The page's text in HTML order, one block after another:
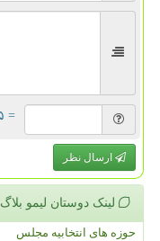
= ۵ بعلاوه ۳
ارسال نظر
لینک دوستان لیمو بلاگ
حوزه های انتخابیه مجلس